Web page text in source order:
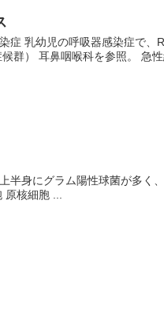
症 乳幼児の呼吸器感染症で
群） 耳鼻咽喉科を参照。 急
半身にグラム陽性球菌が多く
原核細胞 ...